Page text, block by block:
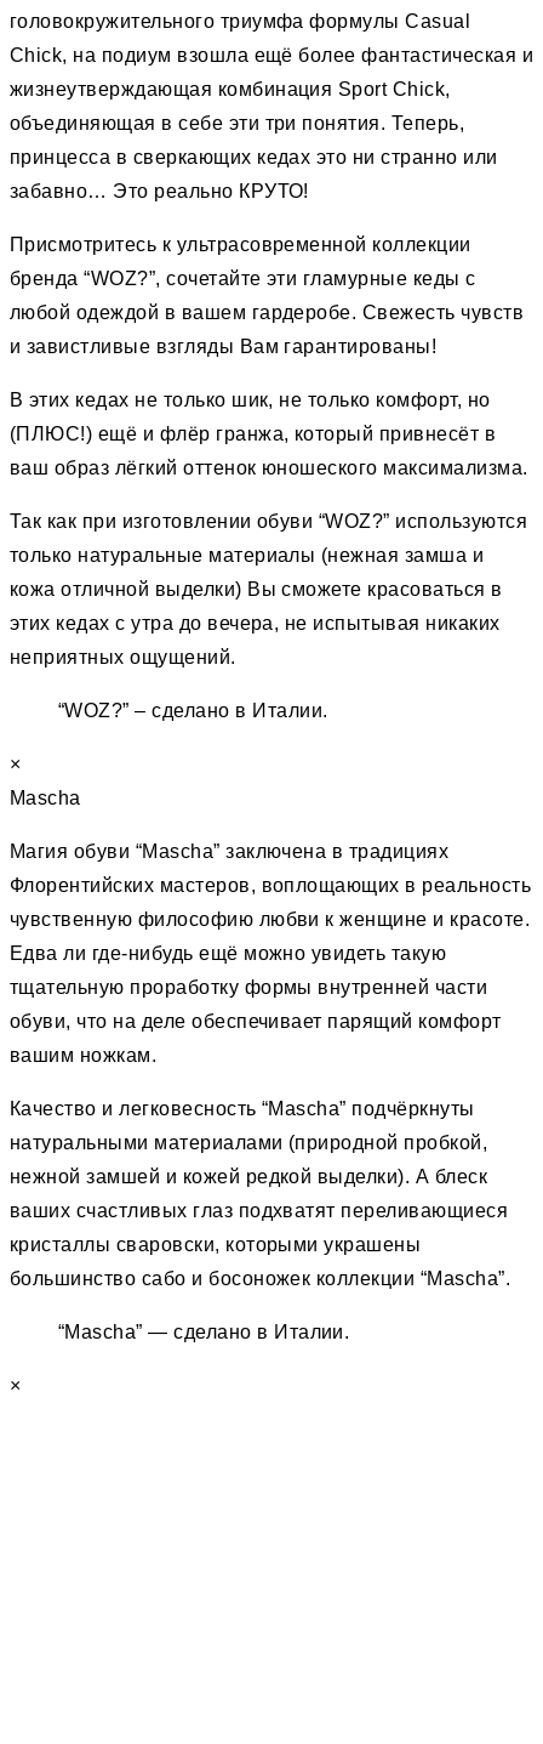
головокружительного триумфа формулы Casual
Chick, на подиум взошла ещё более фантастическая и
жизнеутверждающая комбинация Sport Chick,
объединяющая в себе эти три понятия. Теперь,
принцесса в сверкающих кедах это ни странно или
забавно… Это реально КРУТО!
Присмотритесь к ультрасовременной коллекции
бренда “WOZ?”, сочетайте эти гламурные кеды с
любой одеждой в вашем гардеробе. Свежесть чувств
и завистливые взгляды Вам гарантированы!
В этих кедах не только шик, не только комфорт, но
(ПЛЮС!) ещё и флёр гранжа, который привнесёт в
ваш образ лёгкий оттенок юношеского максимализма.
Так как при изготовлении обуви “WOZ?” используются
только натуральные материалы (нежная замша и
кожа отличной выделки) Вы сможете красоваться в
этих кедах с утра до вечера, не испытывая никаких
неприятных ощущений.
“WOZ?” – сделано в Италии.
×
Mascha
Магия обуви “Mascha” заключена в традициях
Флорентийских мастеров, воплощающих в реальность
чувственную философию любви к женщине и красоте.
Едва ли где-нибудь ещё можно увидеть такую
тщательную проработку формы внутренней части
обуви, что на деле обеспечивает парящий комфорт
вашим ножкам.
Качество и легковесность “Mascha” подчёркнуты
натуральными материалами (природной пробкой,
нежной замшей и кожей редкой выделки). А блеск
ваших счастливых глаз подхватят переливающиеся
кристаллы сваровски, которыми украшены
большинство сабо и босоножек коллекции “Mascha”.
“Mascha” — сделано в Италии.
×